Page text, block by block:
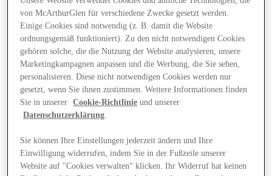
Angebote
von McArthurGlen für verschiedene Zwecke gesetzt werden.
Einige Cookies sind notwendig (z. B. damit die Website
ordnungsgemäß funktioniert). Zu den nicht notwendigen Cookies
gehören solche, die die Nutzung der Website analysieren, unsere
Marketingkampagnen anpassen und die Werbung, die Sie sehen,
personalisieren. Diese nicht notwendigen Cookies werden nur
gesetzt, wenn Sie ihnen zustimmen. Weitere Informationen finden
Sie in unserer
Cookie-Richtlinie und unserer
Datenschutzerklärung.
Sie können Ihre Einstellungen jederzeit ändern und Ihre
Einwilligung widerrufen, indem Sie in der Fußzeile unserer
Website auf "Cookies verwalten“ klicken. Ihr Widerruf hat keinen